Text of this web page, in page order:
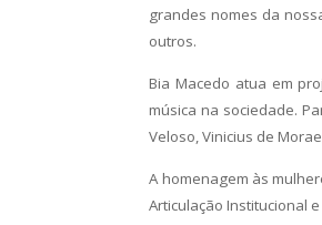
grandes nomes da
outros.
Bia Macedo atua em
música na sociedade.
Veloso, Vinicius de
A homenagem às
Articulação Institucional